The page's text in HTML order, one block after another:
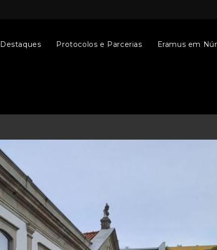
Destaques Protocolos e Parcerias Eramus em